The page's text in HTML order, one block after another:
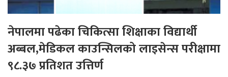
नेपालमा पढेका चिकित्सा शिक्षाका विद्यार्थी
अब्बल,मेडिकल काउन्सिलको लाइसेन्स परीक्षामा
९८.३७ प्रतिशत उत्तिर्ण